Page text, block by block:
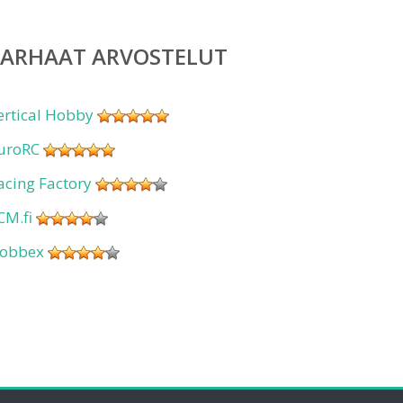
ARVOSTELUT
Hobby
Factory